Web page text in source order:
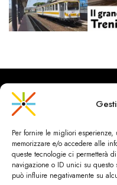
Per fornire le migliori
memorizzare e/o accedere alle
queste tecnologie ci permetterà
navigazione o ID unici su questo
può influire negativamente su
CityRailways è un sito
urbanistica e trasporto
scientifico sulla base di